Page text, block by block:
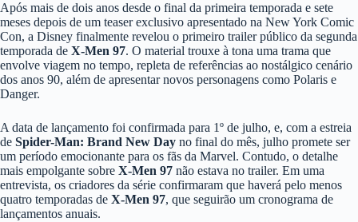
Após mais de dois anos desde o final da primeira temporada e sete
meses depois de um teaser exclusivo apresentado na New York Comic
Con, a Disney finalmente revelou o primeiro trailer público da segunda
temporada de X-Men 97. O material trouxe à tona uma trama que
envolve viagem no tempo, repleta de referências ao nostálgico cenário
dos anos 90, além de apresentar novos personagens como Polaris e
Danger.
A data de lançamento foi confirmada para 1º de julho, e, com a estreia
de Spider-Man: Brand New Day no final do mês, julho promete ser
um período emocionante para os fãs da Marvel. Contudo, o detalhe
mais empolgante sobre X-Men 97 não estava no trailer. Em uma
entrevista, os criadores da série confirmaram que haverá pelo menos
quatro temporadas de X-Men 97, que seguirão um cronograma de
lançamentos anuais.